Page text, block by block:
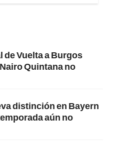
Vuelta a Burgos
Quintana no
distinción en Bayern
aún no